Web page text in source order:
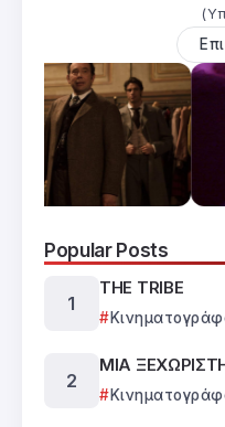
Popular Posts
THE TRIBE
ΜΙΑ